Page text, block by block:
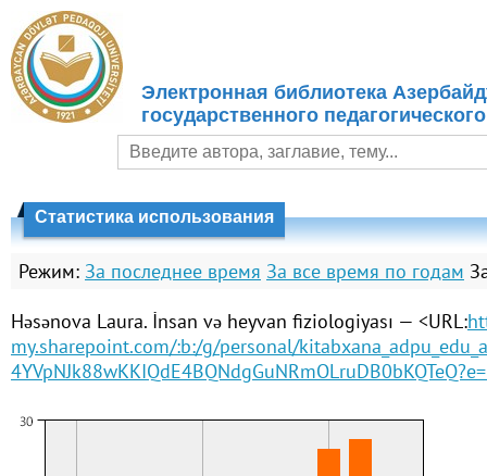
Электронная библиотека
государственного
Статистика использования
Режим: За последнее время За все время по годам
Həsənova Laura. İnsan və heyvan fiziologiyası — <URL:
my.sharepoint.com/:b:/g/personal/